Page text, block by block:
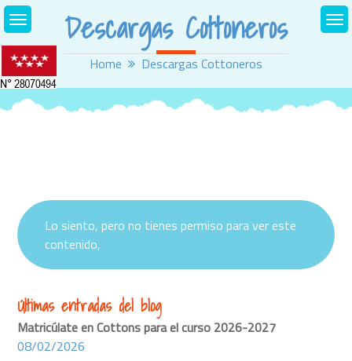
Skip
to
content
Descargas Cottoneros
Home Descargas Cottoneros
Lo siento, pero no tienes permiso para ver este
contenido,
Últimas entradas del blog
Matricúlate en Cottons para el curso 2026-2027
08/02/2026